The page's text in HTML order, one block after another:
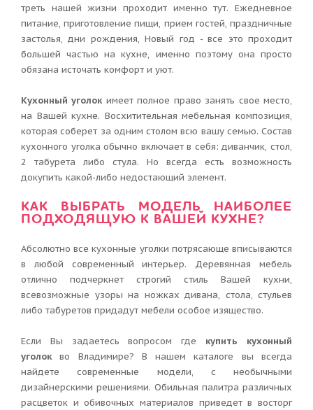
треть нашей жизни проходит именно тут. Ежедневное
питание, приготовление пищи, прием гостей, праздничные
застолья, дни рождения, Новый год - все это проходит
большей частью на кухне, именно поэтому она просто
обязана источать комфорт и уют.
Кухонный уголокимеет полное право занять свое место,
на Вашей кухне. Восхитительная мебельная композиция,
которая соберет за одним столом всю вашу семью. Состав
кухонного уголка обычно включает в себя: диванчик, стол,
2 табурета либо стула. Но всегда есть возможность
докупить какой-либо недостающий элемент.
КАК ВЫБРАТЬ МОДЕЛЬ НАИБОЛЕЕ
ПОДХОДЯЩУЮ К ВАШЕЙ КУХНЕ?
Абсолютно все кухонные уголки потрясающе вписываются
в любой современный интерьер. Деревянная мебель
отлично подчеркнет строгий стиль Вашей кухни,
всевозможные узоры на ножках дивана, стола, стульев
либо табуретов придадут мебели особое изящество.
Если Вы задаетесь вопросом где купить кухонный
уголокво Владимире? В нашем каталоге вы всегда
найдете современные модели, с необычными
дизайнерскими решениями. Обильная палитра различных
расцветок и обивочных материалов приведет в восторг